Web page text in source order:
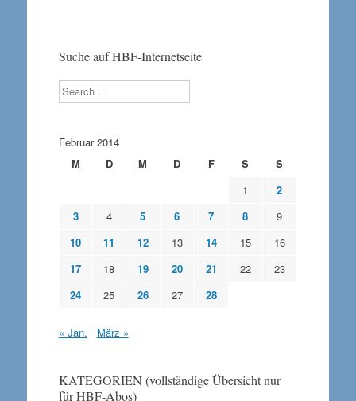
Suche auf HBF-Internetseite
Search
Februar 2014
M
D M D F S
S
1
2
3
4 5 6 7 8
9
10
11 12 13 14 15
16
17
18 19 20 21 22
23
24
25 26 27 28
« Jan. März »
KATEGORIEN (vollständige Übersicht nur
für HBF-Abos)